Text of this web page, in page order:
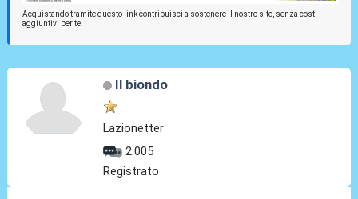
Acquistando tramite questo link contribuisci a sostenere il nostro sito, senza costi
aggiuntivi per te.
Il biondo
Lazionetter
2.005
Registrato